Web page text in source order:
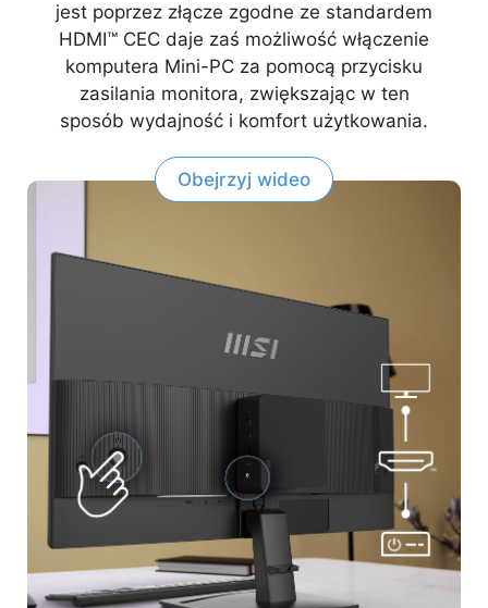
jest poprzez złącze zgodne ze standardem
HDMI™ CEC daje zaś możliwość włączenie
komputera Mini-PC za pomocą przycisku
zasilania monitora, zwiększając w ten
sposób wydajność i komfort użytkowania.
Obejrzyj wideo